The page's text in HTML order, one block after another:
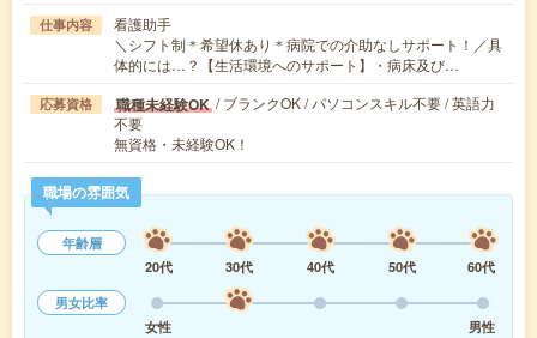
仕事内容
看護助手
＼シフト制＊希望休あり＊病院での介助なしサポート！／具
体的には…？【生活環境へのサポート】・病床及び…
応募資格 職種未経験OK / ブランクOK / パソコンスキル不要 / 英語力
不要
無資格・未経験OK！
職場の雰囲気
年齢層
20代
30代 40代 50代
60代
男女比率
女性
男性